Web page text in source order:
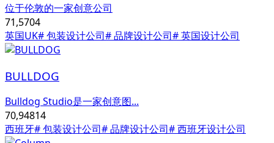
位于伦敦的一家创意公司
71,5704
英国UK# 包装设计公司# 品牌设计公司# 英国设计公司
BULLDOG
Bulldog Studio是一家创意图...
70,94814
西班牙# 包装设计公司# 品牌设计公司# 西班牙设计公司